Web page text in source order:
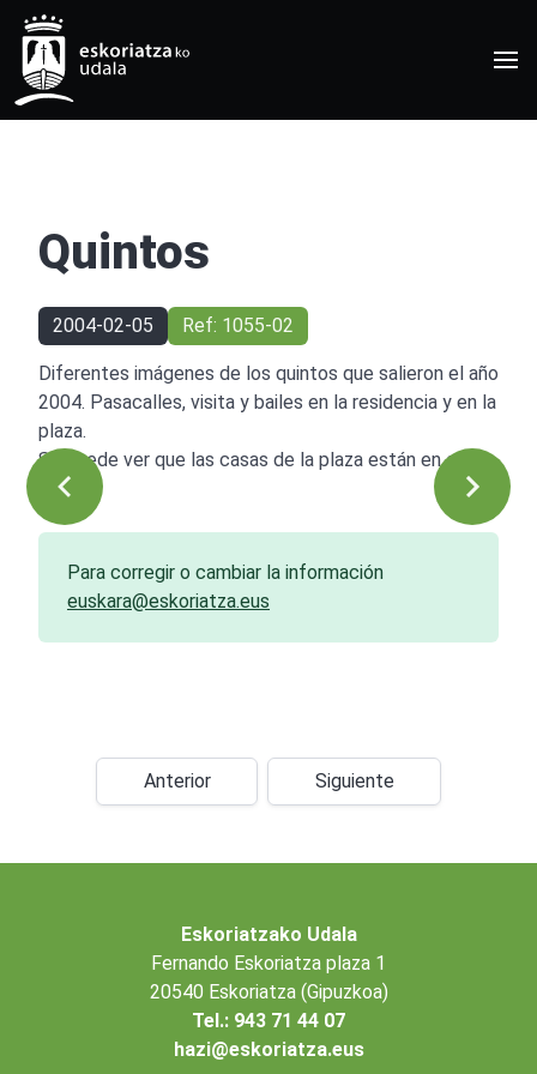
Quintos
2004-02-05 Ref: 1055-02
Diferentes imágenes de los quintos que salieron el año
2004. Pasacalles, visita y bailes en la residencia y en la
plaza.
Se puede ver que las casas de la plaza están en obras.
Para corregir o cambiar la información
euskara@eskoriatza.eus
Anterior Siguiente
Eskoriatzako Udala
Fernando Eskoriatza plaza 1
20540 Eskoriatza (Gipuzkoa)
Tel.: 943 71 44 07
hazi@eskoriatza.eus